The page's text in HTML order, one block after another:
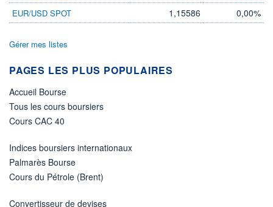
EUR/USD SPOT 1,15586 0,00%
Gérer mes listes
PAGES LES PLUS POPULAIRES
Accueil Bourse
Tous les cours boursiers
Cours CAC 40
Indices boursiers internationaux
Palmarès Bourse
Cours du Pétrole (Brent)
Convertisseur de devises